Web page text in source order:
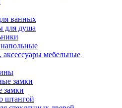
ванных
для душа
мебельные
замки
замки
штангой